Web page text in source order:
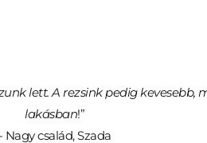
lett. A rezsink pedig kevesebb,
lakásban!”
- Nagy család, Szada